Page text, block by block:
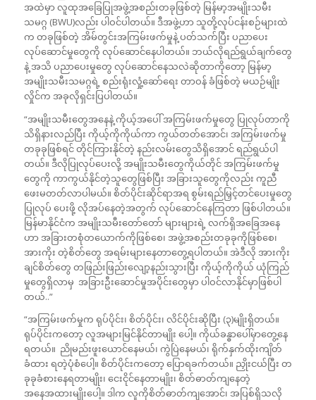
အထဲမှာ လူထုအခြေပြုအဖွဲ့အစည်းတခုဖြစ်တဲ့ မြန်မာ့အမျိုးသမီး
သမဂ္ဂ (BWU)လည်း ပါဝင်ပါတယ်။ ဒီအဖွဲ့ဟာ သူတို့လုပ်ငန်းစဉ်များထဲ
က တခုဖြစ်တဲ့ အိမ်တွင်းအကြမ်းဖက်မှုနဲ့ ပတ်သက်ပြီး ပညာပေး
လုပ်ဆောင်မှုတွေကို လုပ်ဆောင်နေပါတယ်။ ဘယ်လိုရည်ရွယ်ချက်တွေ
နဲ့ အသိ ပညာပေးမှုတွေ လုပ်ဆောင်နေသလဲဆိုတာကိုတော့ မြန်မာ့
အမျိုးသမီးသမဂ္ဂရဲ့ စည်းရုံးလှုံ့ဆော်ရေး တာဝန် ခံဖြစ်တဲ့ မယဉ်မျိုး
လှိုင်က အခုလိုရှင်းပြပါတယ်။
“အမျိုးသမီးတွေအနေနဲ့ ကိုယ့်အပေါ် အကြမ်းဖက်မှုတွေ ပြုလုပ်တာကို
သိရှိနားလည်ပြီး ကိုယ့်ကိုကိုယ်ကာ ကွယ်တတ်အောင်၊ အကြမ်းဖက်မှု
တခုခုဖြစ်ရင် တိုင်ကြားနိုင်တဲ့ နည်းလမ်းတွေသိရှိအောင် ရည်ရွယ်ပါ
တယ်။ ဒီလိုပြုလုပ်ပေးလို့ အမျိုးသမီးတွေကိုယ်တိုင် အကြမ်းဖက်မှု
တွေကို ကာကွယ်နိုင်တဲ့သူတွေဖြစ်ပြီး အခြားသူတွေကိုလည်း ကူညီ
ဖေးမတတ်လာပါမယ်။ စိတ်ပိုင်းဆိုင်ရာအရ စွမ်းရည်မြှင့်တင်ပေးမှုတွေ
ပြုလုပ် ပေးဖို့ လိုအပ်နေတဲ့အတွက် လုပ်ဆောင်နေကြတာ ဖြစ်ပါတယ်။
မြန်မာနိုင်ငံက အမျိုးသမီးတော်တော် များများရဲ့ လက်ရှိအခြေအနေ
ဟာ အခြားတစုံတယောက်ကိုဖြစ်စေ၊ အဖွဲ့အစည်းတခုခုကိုဖြစ်စေ၊
အားကိုး တဲ့စိတ်တွေ အရမ်းများနေတာတွေ့ရပါတယ်။ အဲဒီလို အားကိုး
ချင်စိတ်တွေ တဖြည်းဖြည်းလျော့နည်းသွားပြီး ကိုယ့်ကိုကိုယ် ယုံကြည်
မှုတွေရှိလာမှ အခြားဦးဆောင်မှုအပိုင်းတွေမှာ ပါဝင်လာနိုင်မှာဖြစ်ပါ
တယ်..”
“အကြမ်းဖက်မှုက ရုပ်ပိုင်း၊ စိတ်ပိုင်း၊ လိင်ပိုင်းဆိုပြီး (၃)မျိုးရှိတယ်။
ရုပ်ပိုင်းကတော့ လူအများမြင်နိုင်တာမျိုး ပေါ့။ ကိုယ်ခန္ဓာပေါ်မှာတွေ့နေ
ရတယ်။ ညိုမည်းဖူးယောင်နေမယ်၊ ကွဲပြဲနေမယ်၊ ရိုက်နှက်ထိုးကျိတ်
ခံထား ရတဲ့ပုံစံပေါ့။ စိတ်ပိုင်းကတော့ ပြောရခက်တယ်။ ညှိုးငယ်ပြီး တ
ခုခုခံစားနေရတာမျိုး၊ ငေးငိုင်နေတာမျိုး၊ စိတ်ဓာတ်ကျနေတဲ့
အနေအထားမျိုးပေါ့။ ဒါက လူကိုစိတ်ဓာတ်ကျအောင်၊ အပြစ်ရှိသလို